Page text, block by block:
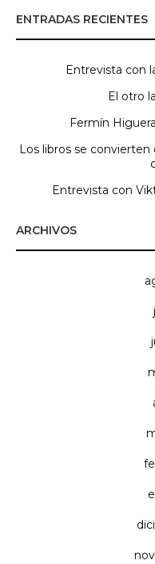
ENTRADAS RECIENTES
Entrevista con
El otro
Fermín
Los libros se
Entrevista con
ARCHIVOS